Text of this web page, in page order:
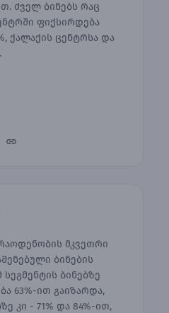
ძველ ბინებს რაც
ფიქსირდება
ქალაქის ცენტრსა და
მკვეთრი
ბინების
სეგმენტის ბინებზე
63%-ით გაიზარდა,
კი - 71% და 84%-ით,